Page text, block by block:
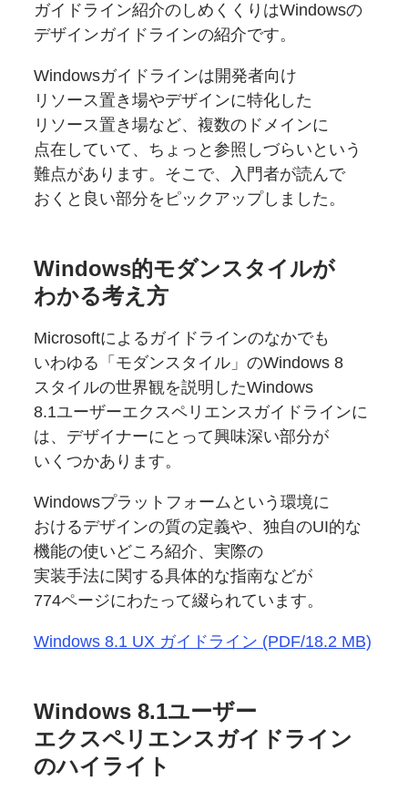
ガイドライン紹介のしめくくりはWindowsの
デザインガイドラインの紹介です。
Windowsガイドラインは開発者向け
リソース置き場やデザインに特化した
リソース置き場など、複数の ドメインに
点在していて、 ちょっと参照しづらいと いう
難点があります。 そこで、 入門者が読んで
おくと良い部分を ピックアップしました。
Windows的モダンスタイルが
わかる考え方
Microsoftによる ガイドラインのなかでも
いわゆる「モダンスタイル」のWindows 8
スタイルの世界観を説明したWindows
8.1ユーザーエクスペリエンスガイドラインに
は、 デザイナーに とって興味深い部分が
いくつかあります。
Windowsプラットフォームと いう環境に
おけるデザインの質の定義や、独自のUI的な
機能の使いどころ紹介、実際の
実装手法に関する具体的な指南などが
774ページにわたって綴られています。
Windows 8.1 UX ガイドライン (PDF/18.2 MB)
Windows 8.1ユーザー
エクスペリエンスガイドライン
のハイライト